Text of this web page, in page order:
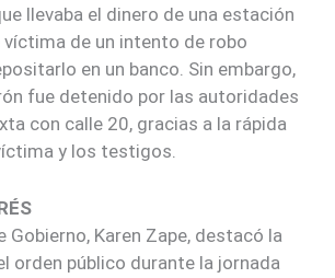
llevaba el dinero de una estación
de un intento de robo
en un banco. Sin embargo,
fue detenido por las autoridades
con calle 20, gracias a la rápida
y los testigos.
Gobierno, Karen Zape, destacó la
orden público durante la jornada